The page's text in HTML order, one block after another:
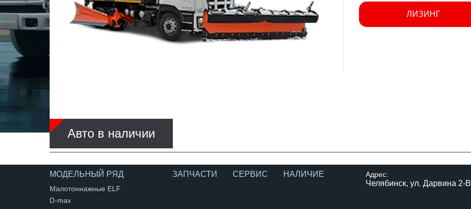
ЛИЗИНГ
Авто в наличии
МОДЕЛЬНЫЙ РЯД
Малотоннажные ELF
D-max
ЗАПЧАСТИ СЕРВИС НАЛИЧИЕ Адрес:
Челябинск, ул. Дарвина 2-В